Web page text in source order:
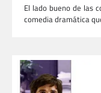
El lado bueno de las
comedia dramática